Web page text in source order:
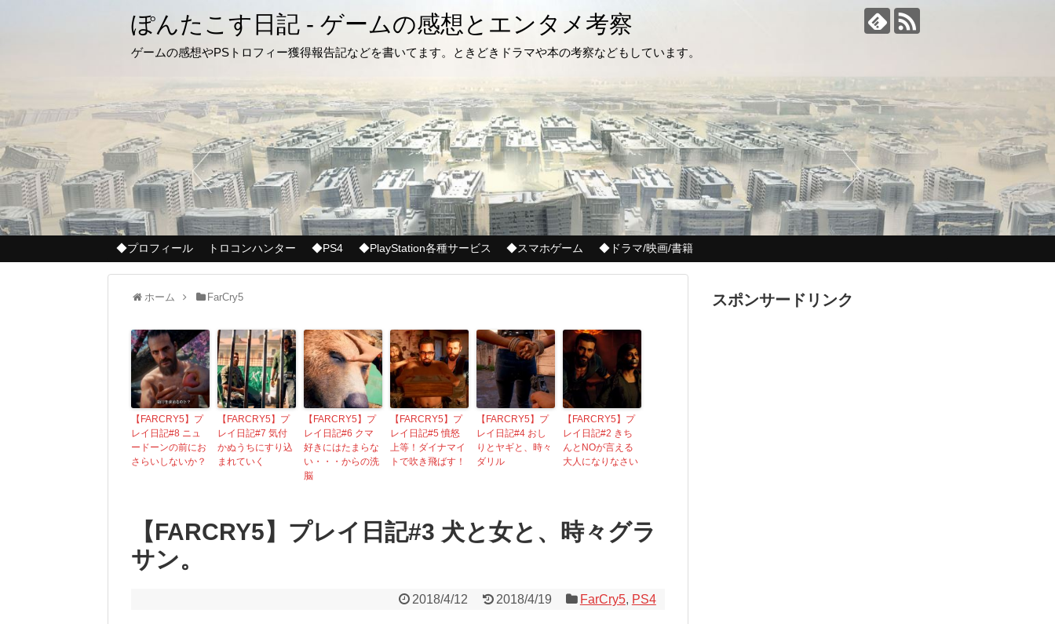
ぽんたこす日記 - ゲームの感想とエンタメ考察
ゲームの感想やPSトロフィー獲得報告記などを書いてます。ときどきドラマや本の考察などもしています。
◆プロフィール トロコンハンター ◆PS4 ◆PlayStation各種サービス ◆スマホゲーム ◆ドラマ/映画/書籍
ホーム FarCry5
【FARCRY5】プ
レイ日記#8 ニュ
ードーンの前にお
さらいしないか？
【FARCRY5】プ
レイ日記#7 気付
かぬうちにすり込
まれていく
【FARCRY5】プ
レイ日記#6 クマ
好きにはたまらな
い・・・からの洗
脳
【FARCRY5】プ
レイ日記#5 憤怒
上等！ダイナマイ
トで吹き飛ばす！
【FARCRY5】プ
レイ日記#4 おし
りとヤギと、時々
ダリル
【FARCRY5】プ
レイ日記#2 きち
んとNOが言える
大人になりなさい
【FARCRY5】プレイ日記#3 犬と女と、時々グラ
サン。
2018/4/12 2018/4/19 FarCry5, PS4
スポンサードリンク